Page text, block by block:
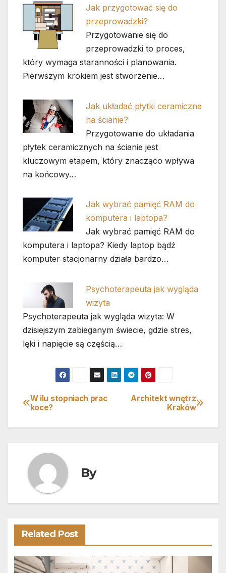
Jak przygotować się do
przeprowadzki?
Przygotowanie się do
przeprowadzki to proces,
który wymaga staranności i planowania.
Pierwszym krokiem jest stworzenie…
Jak układać płytki ceramiczne
na ścianie?
Przygotowanie do układania
płytek ceramicznych na ścianie jest
kluczowym etapem, który znacząco wpływa
na końcowy…
Jak wybrać pamięć RAM do
komputera i laptopa?
Jak wybrać pamięć RAM do
komputera i laptopa? Kiedy laptop bądź
komputer stacjonarny działa bardzo…
Psychoterapeuta jak wygląda
wizyta
Psychoterapeuta jak wygląda wizyta: W
dzisiejszym zabieganym świecie, gdzie stres,
lęki i napięcie są częścią…
Nawigacja
wpisu
Architekt wnętrz
Kraków
W ilu stopniach prac
koce?
By
Related Post